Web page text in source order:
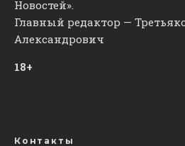
Новостей».
Главный редактор —
Александрович
18+
Контакты